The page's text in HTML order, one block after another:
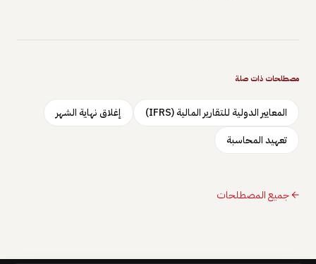
مصطلحات ذات صلة
المعايير الدولية للتقارير المالية (IFRS)
إغلاق نهاية الشهر
تعهيد المحاسبة
←جميع المصطلحات